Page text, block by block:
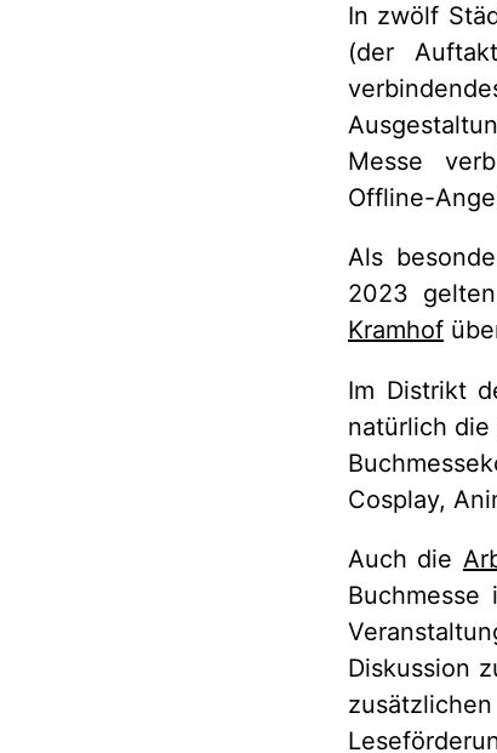
In zwölf
(der
Messe
Offline-
Als
2023
Kramhof
Im Distrikt
natürlich die
Cosplay,
Auch die
Diskussion